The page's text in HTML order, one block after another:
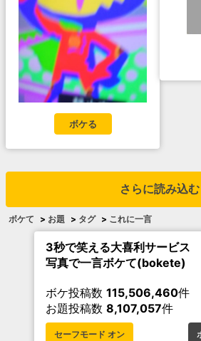
ボケる
さらに読み込む
ボケて > お題 > タグ > これに一言
3秒で笑える大喜利サービス
写真で一言ボケて(bokete)
ボケ投稿数 115,506,460件
お題投稿数 8,107,057件
セーフモード オン